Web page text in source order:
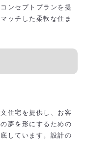
ンセプトプランを提
ッチした柔軟な住ま
住宅を提供し、お客
夢を形にするための
しています。設計の